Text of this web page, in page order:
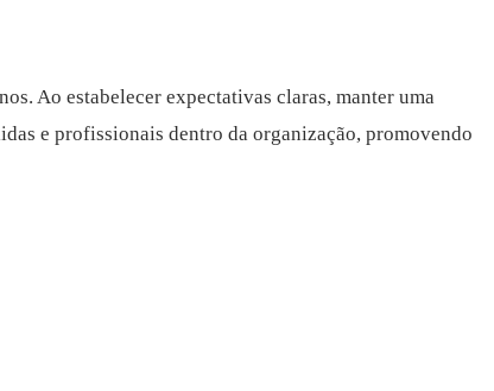
Ao estabelecer expectativas claras, manter uma
e profissionais dentro da organização, promovendo